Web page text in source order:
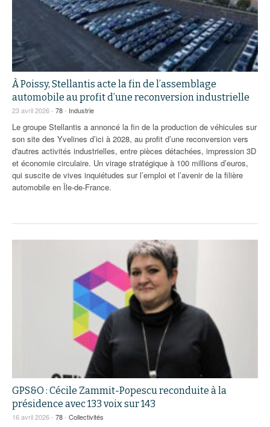
À Poissy, Stellantis acte la fin de l’assemblage
automobile au profit d’une reconversion industrielle
23 avril 2026 - 78- Industrie
Le groupe Stellantis a annoncé la fin de la production de véhicules sur
son site des Yvelines d’ici à 2028, au profit d’une reconversion vers
d'autres activités industrielles, entre pièces détachées, impression 3D
et économie circulaire. Un virage stratégique à 100 millions d’euros,
qui suscite de vives inquiétudes sur l’emploi et l’avenir de la filière
automobile en Île-de-France.
GPS&O : Cécile Zammit-Popescu reconduite à la
présidence avec 133 voix sur 143
16 avril 2026 - 78- Collectivités